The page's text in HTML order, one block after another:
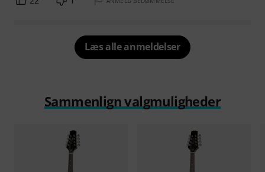
Læs alle anmeldelser
Sammenlign valgmuligheder